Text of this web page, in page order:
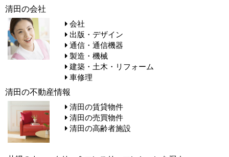
清田の会社
会社
出版・デザイン
通信・通信機器
製造・機械
建築・土木・リフォーム
車修理
清田の不動産情報
清田の賃貸物件
清田の売買物件
清田の高齢者施設